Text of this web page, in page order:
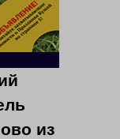
из